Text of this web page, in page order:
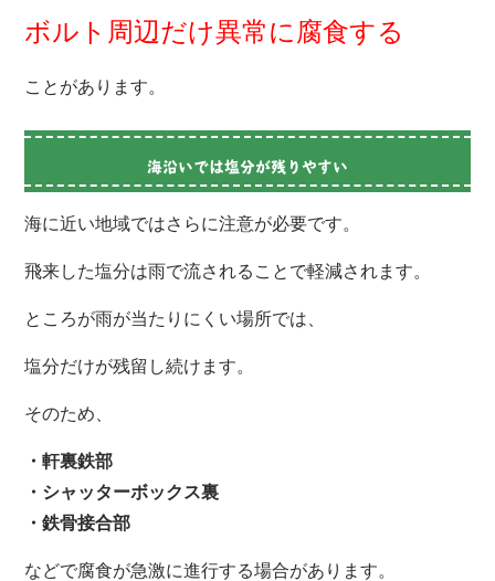
ボルト周辺だけ異常に腐食する
ことがあります。
海沿いでは塩分が残りやすい
海に近い地域ではさらに注意が必要です。
飛来した塩分は雨で流されることで軽減されます。
ところが雨が当たりにくい場所では、
塩分だけが残留し続けます。
そのため、
・軒裏鉄部
・シャッターボックス裏
・鉄骨接合部
などで腐食が急激に進行する場合があります。